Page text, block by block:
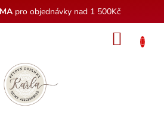
pro objednávky nad 1 500Kč